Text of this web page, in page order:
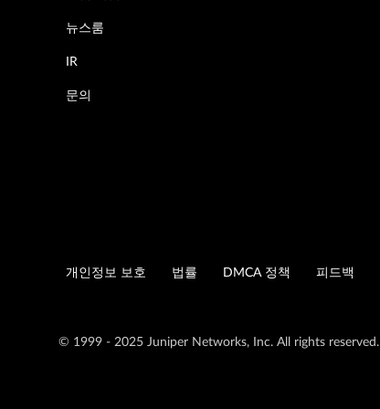
뉴스룸
IR
문의
개인정보 보호 법률 DMCA 정책 피드백
© 1999 - 2025 Juniper Networks, Inc. All rights reserved.